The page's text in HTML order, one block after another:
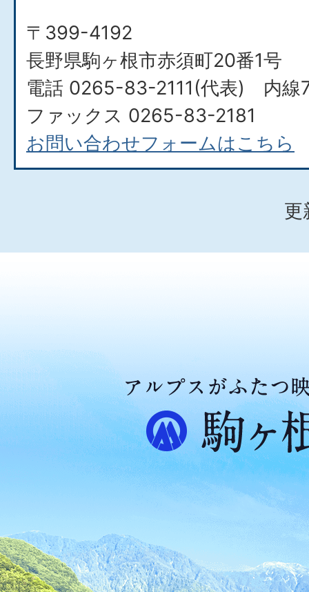
〒399-4192
長野県駒ヶ根市赤須町20番1号
電話 0265-83-2111(代表) 内線
ファックス 0265-83-2181
お問い合わせフォームはこちら
更
ア
ル
プ
ス
が
た
つ